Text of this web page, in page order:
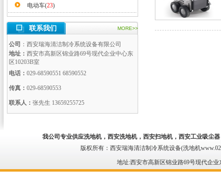
电动车(23)
联系我们 MORE>>
公司 ：西安瑞海清洁制冷系统设备有限公司
地址： 西安市高新区锦业路69号现代企业中心东
区10203B室
电话： 029-68590551 68590552
传真： 029-68590553
联系人： 张先生 13659255725
我公司专业供应洗地机，西安洗地机， 西安扫地机，西安工业吸尘
版权所有：西安瑞海清洁制冷系统设备(洗地机
地址:西安市高新区锦业路69号现代企